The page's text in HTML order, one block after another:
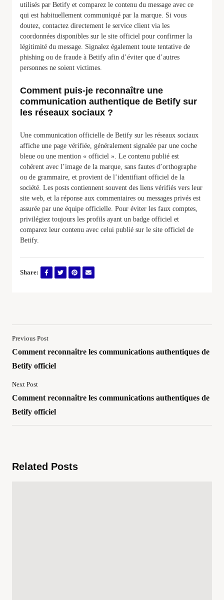
utilisés par Betify et comparez le contenu du message avec ce
qui est habituellement communiqué par la marque. Si vous
doutez, contactez directement le service client via les
coordonnées disponibles sur le site officiel pour confirmer la
légitimité du message. Signalez également toute tentative de
phishing ou de fraude à Betify afin d’éviter que d’autres
personnes ne soient victimes.
Comment puis-je reconnaître une
communication authentique de Betify sur
les réseaux sociaux ?
Une communication officielle de Betify sur les réseaux sociaux
affiche une page vérifiée, généralement signalée par une coche
bleue ou une mention « officiel ». Le contenu publié est
cohérent avec l’image de la marque, sans fautes d’orthographe
ou de grammaire, et provient de l’identifiant officiel de la
société. Les posts contiennent souvent des liens vérifiés vers leur
site web, et la réponse aux commentaires ou messages privés est
assurée par une équipe officielle. Pour éviter les faux comptes,
privilégiez toujours les profils ayant un badge officiel et
comparez leur contenu avec celui publié sur le site officiel de
Betify.
Share:
Previous Post
Comment reconnaître les communications authentiques de
Betify officiel
Next Post
Comment reconnaître les communications authentiques de
Betify officiel
Related Posts